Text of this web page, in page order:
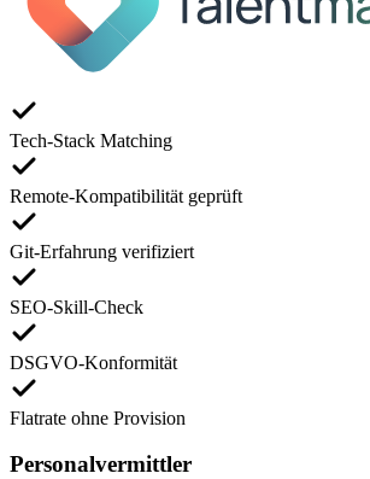
Tech-Stack Matching
Remote-Kompatibilität geprüft
Git-Erfahrung verifiziert
SEO-Skill-Check
DSGVO-Konformität
Flatrate ohne Provision
Personalvermittler